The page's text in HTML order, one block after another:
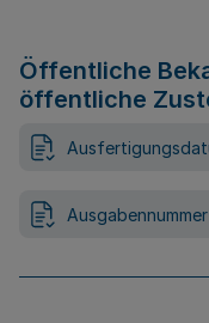
Öffentliche
öffentliche
Ausgabennummer